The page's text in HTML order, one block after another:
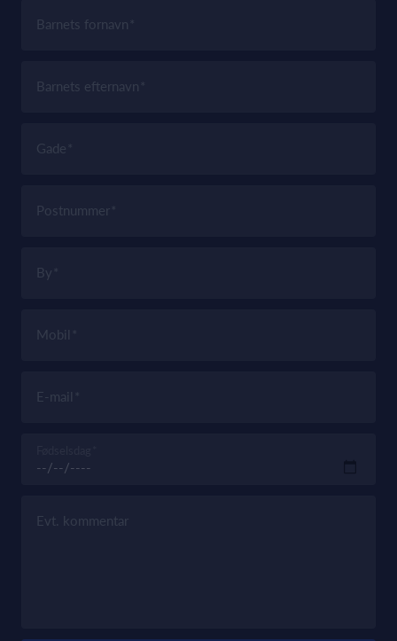
Barnets fornavn
Barnets efternavn
Gade
Postnummer
By
Mobil
E-mail
Evt. kommentar